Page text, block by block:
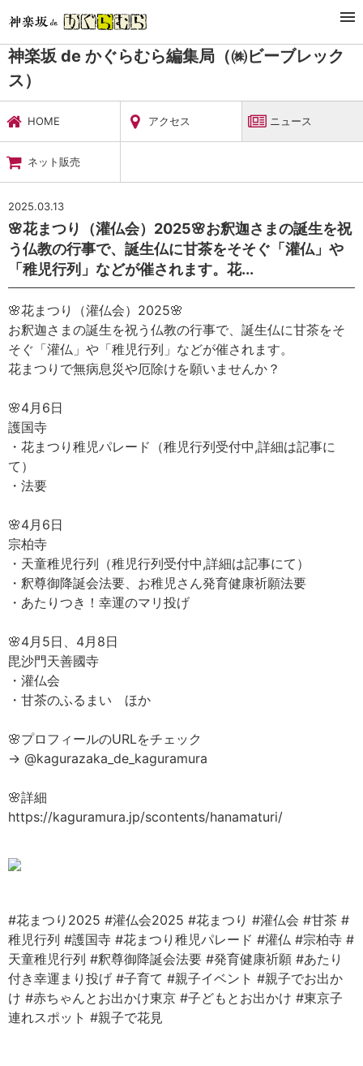
暮らし・娯楽
神楽坂 de かぐらむら編集局（㈱ビーブレックス）
ニュース
神楽坂 de かぐらむら編集局（㈱ビーブレック
ス）
HOME アクセス ニュース
ネット販売
2025.03.13
🌸花まつり（灌仏会）2025🌸お釈迦さまの誕生を祝
う仏教の行事で、誕生仏に甘茶をそそぐ「灌仏」や
「稚児行列」などが催されます。花...
🌸花まつり（灌仏会）2025🌸
お釈迦さまの誕生を祝う仏教の行事で、誕生仏に甘茶をそ
そぐ「灌仏」や「稚児行列」などが催されます。
花まつりで無病息災や厄除けを願いませんか？
🌸4月6日
護国寺
・花まつり稚児パレード（稚児行列受付中,詳細は記事に
て）
・法要
🌸4月6日
宗柏寺
・天童稚児行列（稚児行列受付中,詳細は記事にて）
・釈尊御降誕会法要、お稚児さん発育健康祈願法要
・あたりつき！幸運のマリ投げ
🌸4月5日、4月8日
毘沙門天善國寺
・灌仏会
・甘茶のふるまい ほか
🌸プロフィールのURLをチェック
→ @kagurazaka_de_kaguramura
🌸詳細
https://kaguramura.jp/scontents/hanamaturi/
#花まつり2025 #灌仏会2025 #花まつり #灌仏会 #甘茶 #
稚児行列 #護国寺 #花まつり稚児パレード #灌仏 #宗柏寺 #
天童稚児行列 #釈尊御降誕会法要 #発育健康祈願 #あたり
付き幸運まり投げ #子育て #親子イベント #親子でお出か
け #赤ちゃんとお出かけ東京 #子どもとお出かけ #東京子
連れスポット #親子で花見